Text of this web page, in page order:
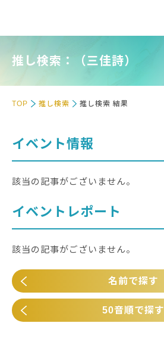
推し検索：（三佳詩）
TOP 推し検索 推し検索 結果
イベント情報
該当の記事がございません。
イベントレポート
該当の記事がございません。
名前で探す
50音順で探す